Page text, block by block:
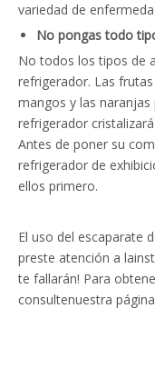
variedad de
No pongas todo
No todos los tipos de
refrigerador. Las
mangos y las
refrigerador
Antes de poner su
refrigerador de
ellos primero.
El uso del escaparate
preste atención a la
te fallarán! Para
consultenuestra